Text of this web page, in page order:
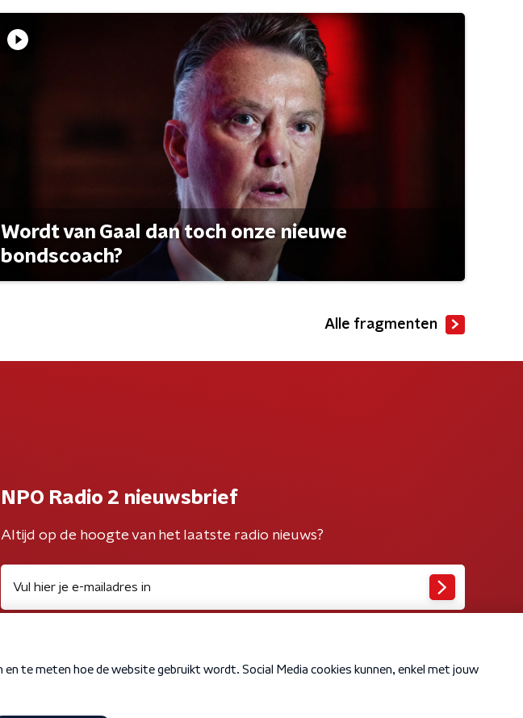
Wordt van Gaal dan toch onze nieuwe
bondscoach?
Alle fragmenten
NPO Radio 2 nieuwsbrief
Altijd op de hoogte van het laatste radio nieuws?